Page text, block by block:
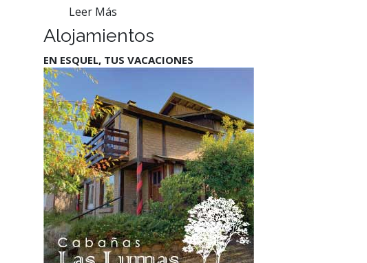
Leer Más
Alojamientos
EN ESQUEL, TUS VACACIONES